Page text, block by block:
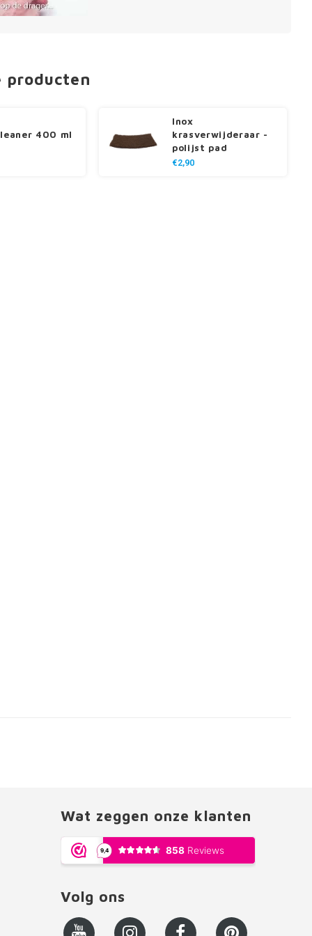
producten
400 ml
Inox
krasverwijderaar -
polijst pad
€2,90
Wat zeggen onze klanten
Volg ons